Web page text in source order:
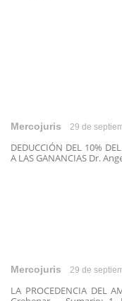
Mercojuris 29 de
DEDUCCIÓN DEL 10%
A LAS GANANCIAS Dr.
Mercojuris 29 de
LA PROCEDENCIA DEL